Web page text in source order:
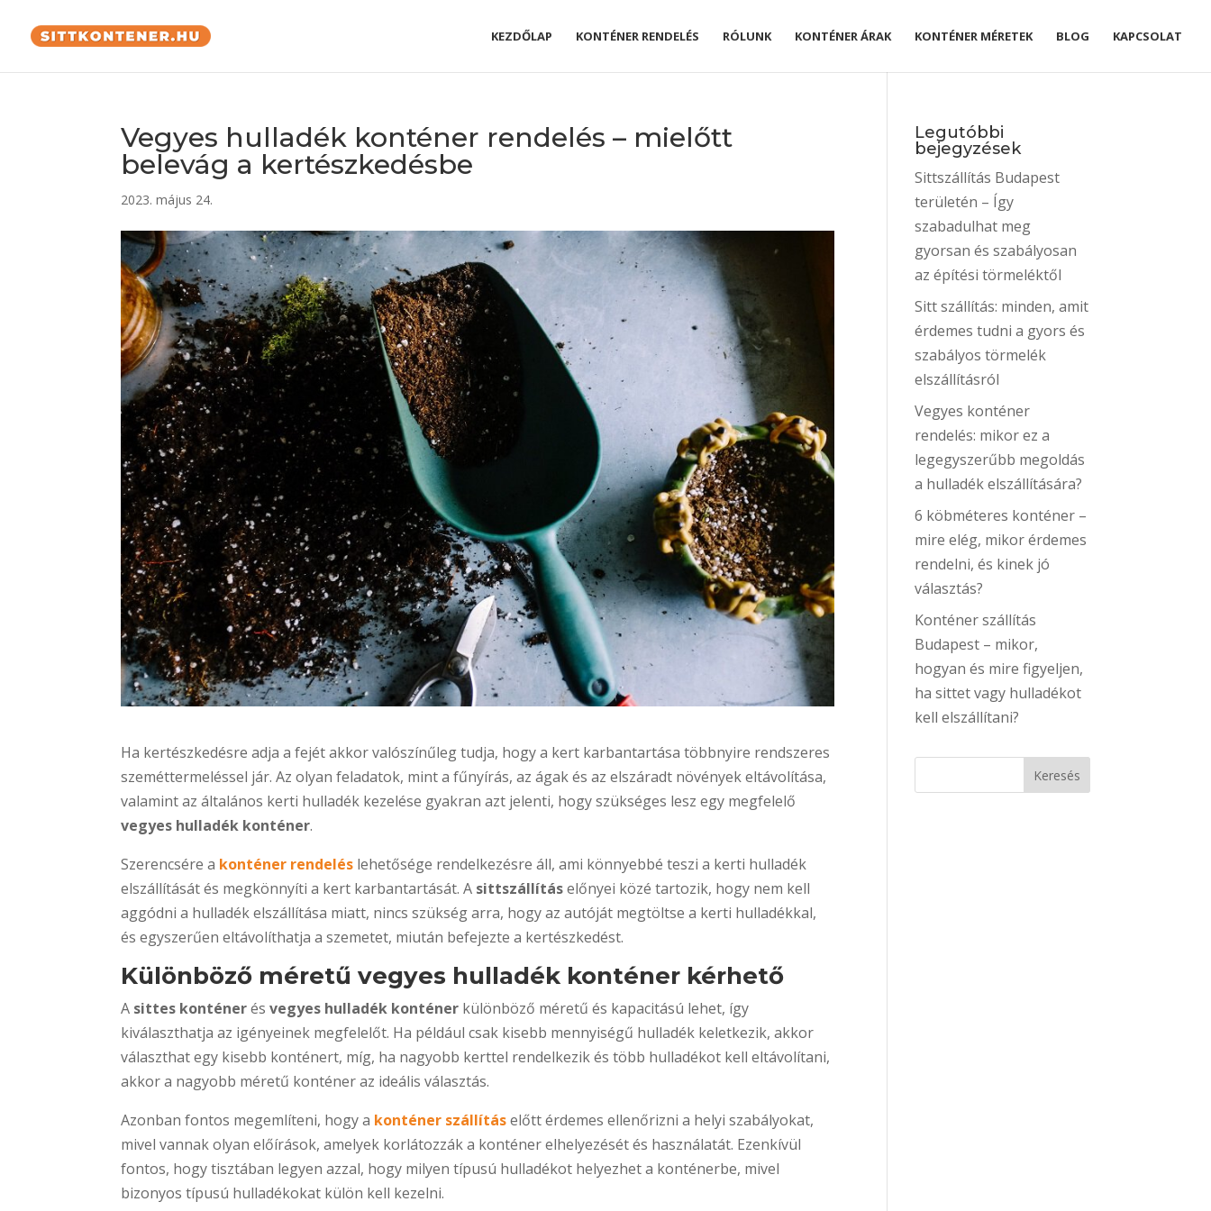
KEZDŐLAP KONTÉNER RENDELÉS RÓLUNK KONTÉNER ÁRAK KONTÉNER MÉRETEK BLOG KAPCSOLAT
Vegyes hulladék konténer rendelés – mielőtt
belevág a kertészkedésbe
2023. május 24.
Ha kertészkedésre adja a fejét akkor valószínűleg tudja, hogy a kert karbantartása többnyire rendszeres
szeméttermeléssel jár. Az olyan feladatok, mint a fűnyírás, az ágak és az elszáradt növények eltávolítása,
valamint az általános kerti hulladék kezelése gyakran azt jelenti, hogy szükséges lesz egy megfelelő
vegyes hulladék konténer.
Szerencsére a konténer rendelés lehetősége rendelkezésre áll, ami könnyebbé teszi a kerti hulladék
elszállítását és megkönnyíti a kert karbantartását. A sittszállításelőnyei közé tartozik, hogy nem kell
aggódni a hulladék elszállítása miatt, nincs szükség arra, hogy az autóját megtöltse a kerti hulladékkal,
és egyszerűen eltávolíthatja a szemetet, miután befejezte a kertészkedést.
Különböző méretű vegyes hulladék konténer kérhető
A sittes konténerésvegyes hulladék konténer különböző méretű és kapacitású lehet, így
kiválaszthatja az igényeinek megfelelőt. Ha például csak kisebb mennyiségű hulladék keletkezik, akkor
választhat egy kisebb konténert, míg, ha nagyobb kerttel rendelkezik és több hulladékot kell eltávolítani,
akkor a nagyobb méretű konténer az ideális választás.
Azonban fontos megemlíteni, hogy a konténer szállításelőtt érdemes ellenőrizni a helyi szabályokat,
mivel vannak olyan előírások, amelyek korlátozzák a konténer elhelyezését és használatát. Ezenkívül
fontos, hogy tisztában legyen azzal, hogy milyen típusú hulladékot helyezhet a konténerbe, mivel
bizonyos típusú hulladékokat külön kell kezelni.
Legutóbbi
bejegyzések
Sittszállítás Budapest
területén – Így
szabadulhat meg
gyorsan és szabályosan
az építési törmeléktől
Sitt szállítás: minden, amit
érdemes tudni a gyors és
szabályos törmelék
elszállításról
Vegyes konténer
rendelés: mikor ez a
legegyszerűbb megoldás
a hulladék elszállítására?
6 köbméteres konténer –
mire elég, mikor érdemes
rendelni, és kinek jó
választás?
Konténer szállítás
Budapest – mikor,
hogyan és mire figyeljen,
ha sittet vagy hulladékot
kell elszállítani?